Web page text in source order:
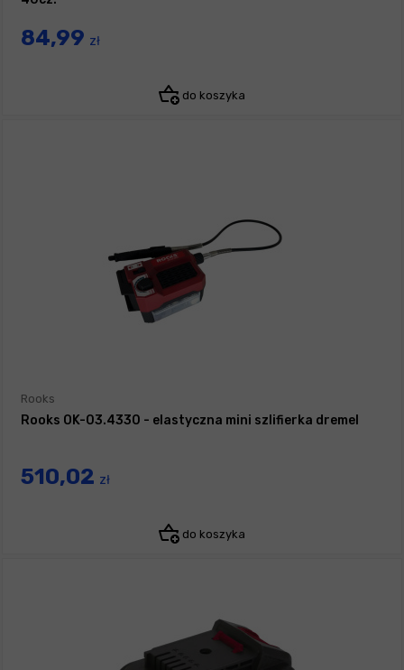
84,99 zł
do koszyka
Rooks
Rooks OK-03.4330 - elastyczna mini szlifierka dremel
510,02 zł
do koszyka